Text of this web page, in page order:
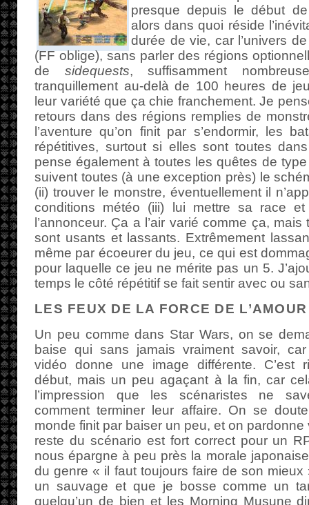
presque depuis le début
alors dans quoi réside
durée de vie, car l’univers
(FF oblige), sans parler des régions
de sidequests, suffisamment
tranquillement au-delà de 100 heures de
leur variété que ça chie franchement. Je
retours dans des régions remplies de
l’aventure qu’on finit par s’endormir, les
répétitives, surtout si elles sont toutes
pense également à toutes les quêtes de
suivent toutes (à une exception près) le
(ii) trouver le monstre, éventuellement il
conditions météo (iii) lui mettre sa race
l’annonceur. Ça a l’air varié comme ça,
sont usants et lassants. Extrêmement
même par écoeurer du jeu, ce qui est
pour laquelle ce jeu ne mérite pas un 5.
temps le côté répétitif se fait sentir avec ou
LES FEUX DE LA FORCE DE L’AMOUR
Un peu comme dans Star Wars, on se
baise qui sans jamais vraiment savoir,
vidéo donne une image différente. C’est
début, mais un peu agaçant à la fin, car
l’impression que les scénaristes ne
comment terminer leur affaire. On se
monde finit par baiser un peu, et on
reste du scénario est fort correct pour un
nous épargne à peu près la morale
du genre « il faut toujours faire de son mieux
un sauvage et que je bosse comme un
quelqu’un de bien et les Morning Musune